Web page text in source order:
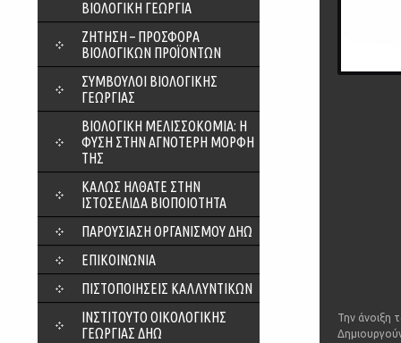
ΒΙΟΛΟΓΙΚΉ ΓΕΩΡΓΊΑ
ΖΗΤΗΣΗ – ΠΡΟΣΦΟΡΑ
ΒΙΟΛΟΓΙΚΩΝ ΠΡΟΪΟΝΤΩΝ
ΣΎΜΒΟΥΛΟΙ ΒΙΟΛΟΓΙΚΉΣ
ΓΕΩΡΓΊΑΣ
ΒΙΟΛΟΓΙΚΉ ΜΕΛΙΣΣΟΚΟΜΊΑ: Η
ΦΎΣΗ ΣΤΗΝ ΑΓΝΌΤΕΡΗ ΜΟΡΦΉ
ΤΗΣ
ΚΑΛΏΣ ΉΛΘΑΤΕ ΣΤΗΝ
ΙΣΤΟΣΕΛΊΔΑ ΒΙΟΠΟΙΌΤΗΤΑ
ΠΑΡΟΥΣΊΑΣΗ ΟΡΓΑΝΙΣΜΟΎ ΔΗΩ
ΕΠΙΚΟΙΝΩΝΊΑ
ΠΙΣΤΟΠΟΙΉΣΕΙΣ ΚΑΛΛΥΝΤΙΚΏΝ
ΙΝΣΤΙΤΟΎΤΟ ΟΙΚΟΛΟΓΙΚΉΣ
ΓΕΩΡΓΊΑΣ ΔΗΩ
Την άνοιξη